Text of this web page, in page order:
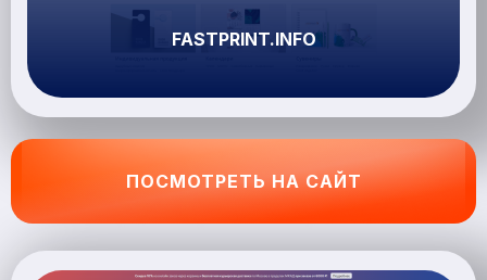
FASTPRINT.INFO
ПОСМОТРЕТЬ НА САЙТ